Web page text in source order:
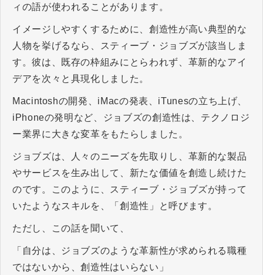
ィの語が使われることがあります。
イメージしやすくするために、創造性が高い典型的な
人物を挙げるなら、スティーブ・ジョブズが該当しま
す。彼は、既存の枠組みにとらわれず、革新的なアイ
デアを次々と具現化しました。
Macintoshの開発、iMacの発表、iTunesの立ち上げ、
iPhoneの発明など、ジョブズの創造性は、テクノロジ
ー業界に大きな変革をもたらしました。
ジョブズは、人々のニーズを先取りし、革新的な製品
やサービスを生み出して、新たな価値を創造し続けた
のです。このように、スティーブ・ジョブズが持って
いたようなスキルを、「創造性」と呼びます。
ただし、この話を聞いて、
「自分は、ジョブズのような革新性が求められる職種
ではないから、創造性はいらない」